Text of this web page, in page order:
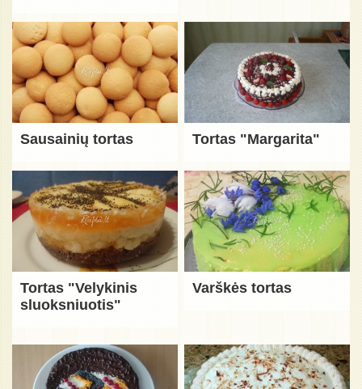
Sausainių tortas Tortas "Margarita"
Tortas "Velykinis
sluoksniuotis"
Varškės tortas